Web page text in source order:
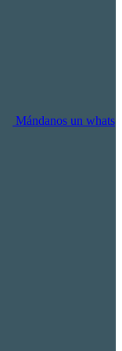
Mándanos un whats